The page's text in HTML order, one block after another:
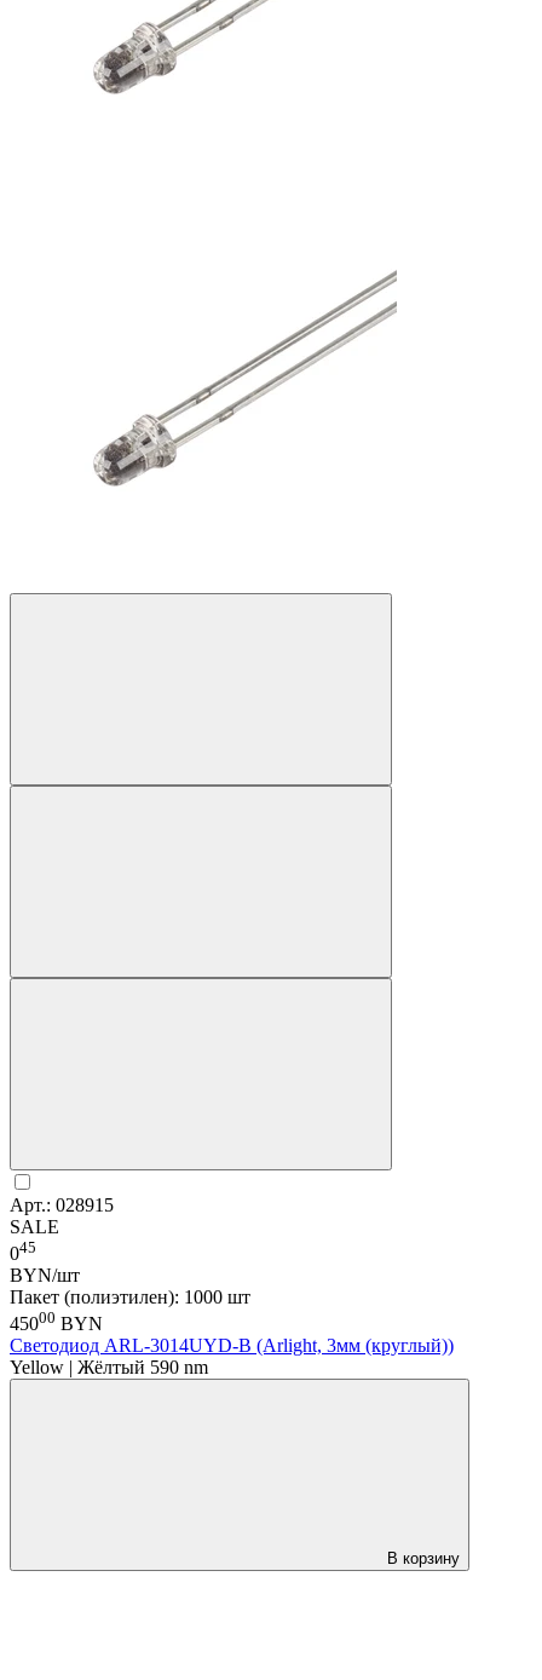
Арт.: 028915
SALE
045
BYN/шт
Пакет (полиэтилен): 1000 шт
45000 BYN
Светодиод ARL-3014UYD-B (Arlight, 3мм (круглый))
Yellow | Жёлтый 590 nm
В корзину